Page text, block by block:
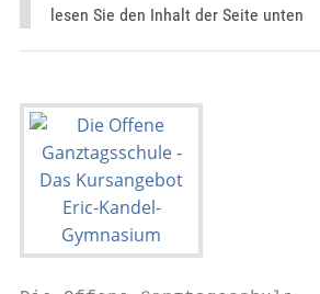
lesen Sie den Inhalt der Seite unten